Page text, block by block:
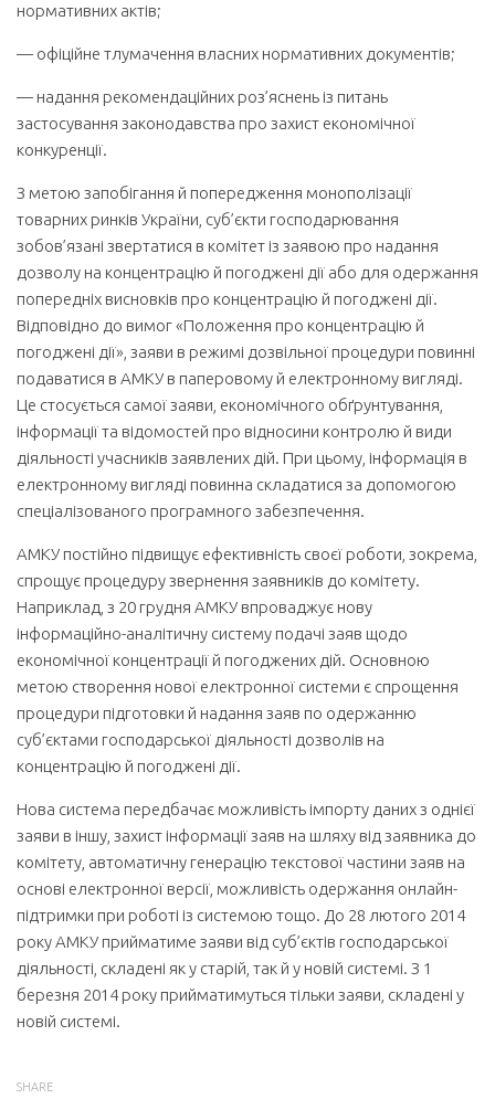
нормативних актів;
— офіційне тлумачення власних нормативних документів;
— надання рекомендаційних роз’яснень із питань
застосування законодавства про захист економічної
конкуренції.
З метою запобігання й попередження монополізації
товарних ринків України, суб’єкти господарювання
зобов’язані звертатися в комітет із заявою про надання
дозволу на концентрацію й погоджені дії або для одержання
попередніх висновків про концентрацію й погоджені дії.
Відповідно до вимог «Положення про концентрацію й
погоджені дії», заяви в режимі дозвільної процедури повинні
подаватися в АМКУ в паперовому й електронному вигляді.
Це стосується самої заяви, економічного обґрунтування,
інформації та відомостей про відносини контролю й види
діяльності учасників заявлених дій. При цьому, інформація в
електронному вигляді повинна складатися за допомогою
спеціалізованого програмного забезпечення.
АМКУ постійно підвищує ефективність своєї роботи, зокрема,
спрощує процедуру звернення заявників до комітету.
Наприклад, з 20 грудня АМКУ впроваджує нову
інформаційно-аналітичну систему подачі заяв щодо
економічної концентрації й погоджених дій. Основною
метою створення нової електронної системи є спрощення
процедури підготовки й надання заяв по одержанню
суб’єктами господарської діяльності дозволів на
концентрацію й погоджені дії.
Нова система передбачає можливість імпорту даних з однієї
заяви в іншу, захист інформації заяв на шляху від заявника до
комітету, автоматичну генерацію текстової частини заяв на
основі електронної версії, можливість одержання онлайн-
підтримки при роботі із системою тощо. До 28 лютого 2014
року АМКУ прийматиме заяви від суб’єктів господарської
діяльності, складені як у старій, так й у новій системі. З 1
березня 2014 року прийматимуться тільки заяви, складені у
новій системі.
SHARE